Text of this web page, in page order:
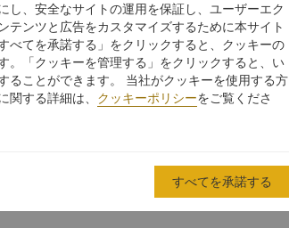
し、安全なサイトの運用を保証し、ユーザーエク
テンツと広告をカスタマイズするために本サイト
べてを承諾する」をクリックすると、クッキーの
。「クッキーを管理する」をクリックすると、い
ることができます。 当社がクッキーを使用する方
関する詳細は、 クッキーポリシーをご覧くださ
すべてを承諾する